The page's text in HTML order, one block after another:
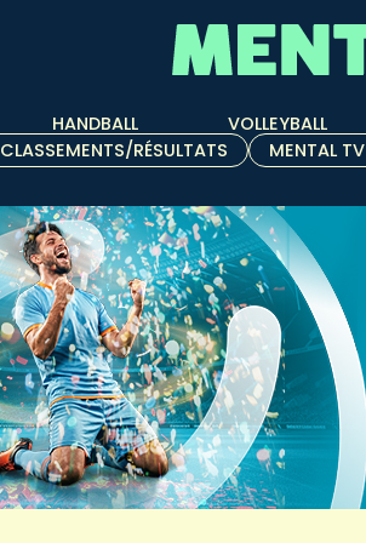
HANDBALL VOLLEYBALL
CLASSEMENTS/RÉSULTATS
MENTAL TV